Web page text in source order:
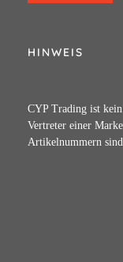
HINWEIS
CYP Trading ist
Vertreter einer
Artikelnummern